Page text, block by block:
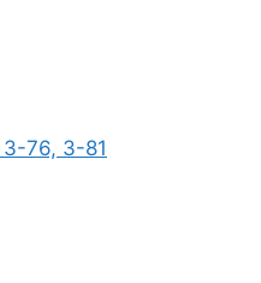
3-76, 3-81